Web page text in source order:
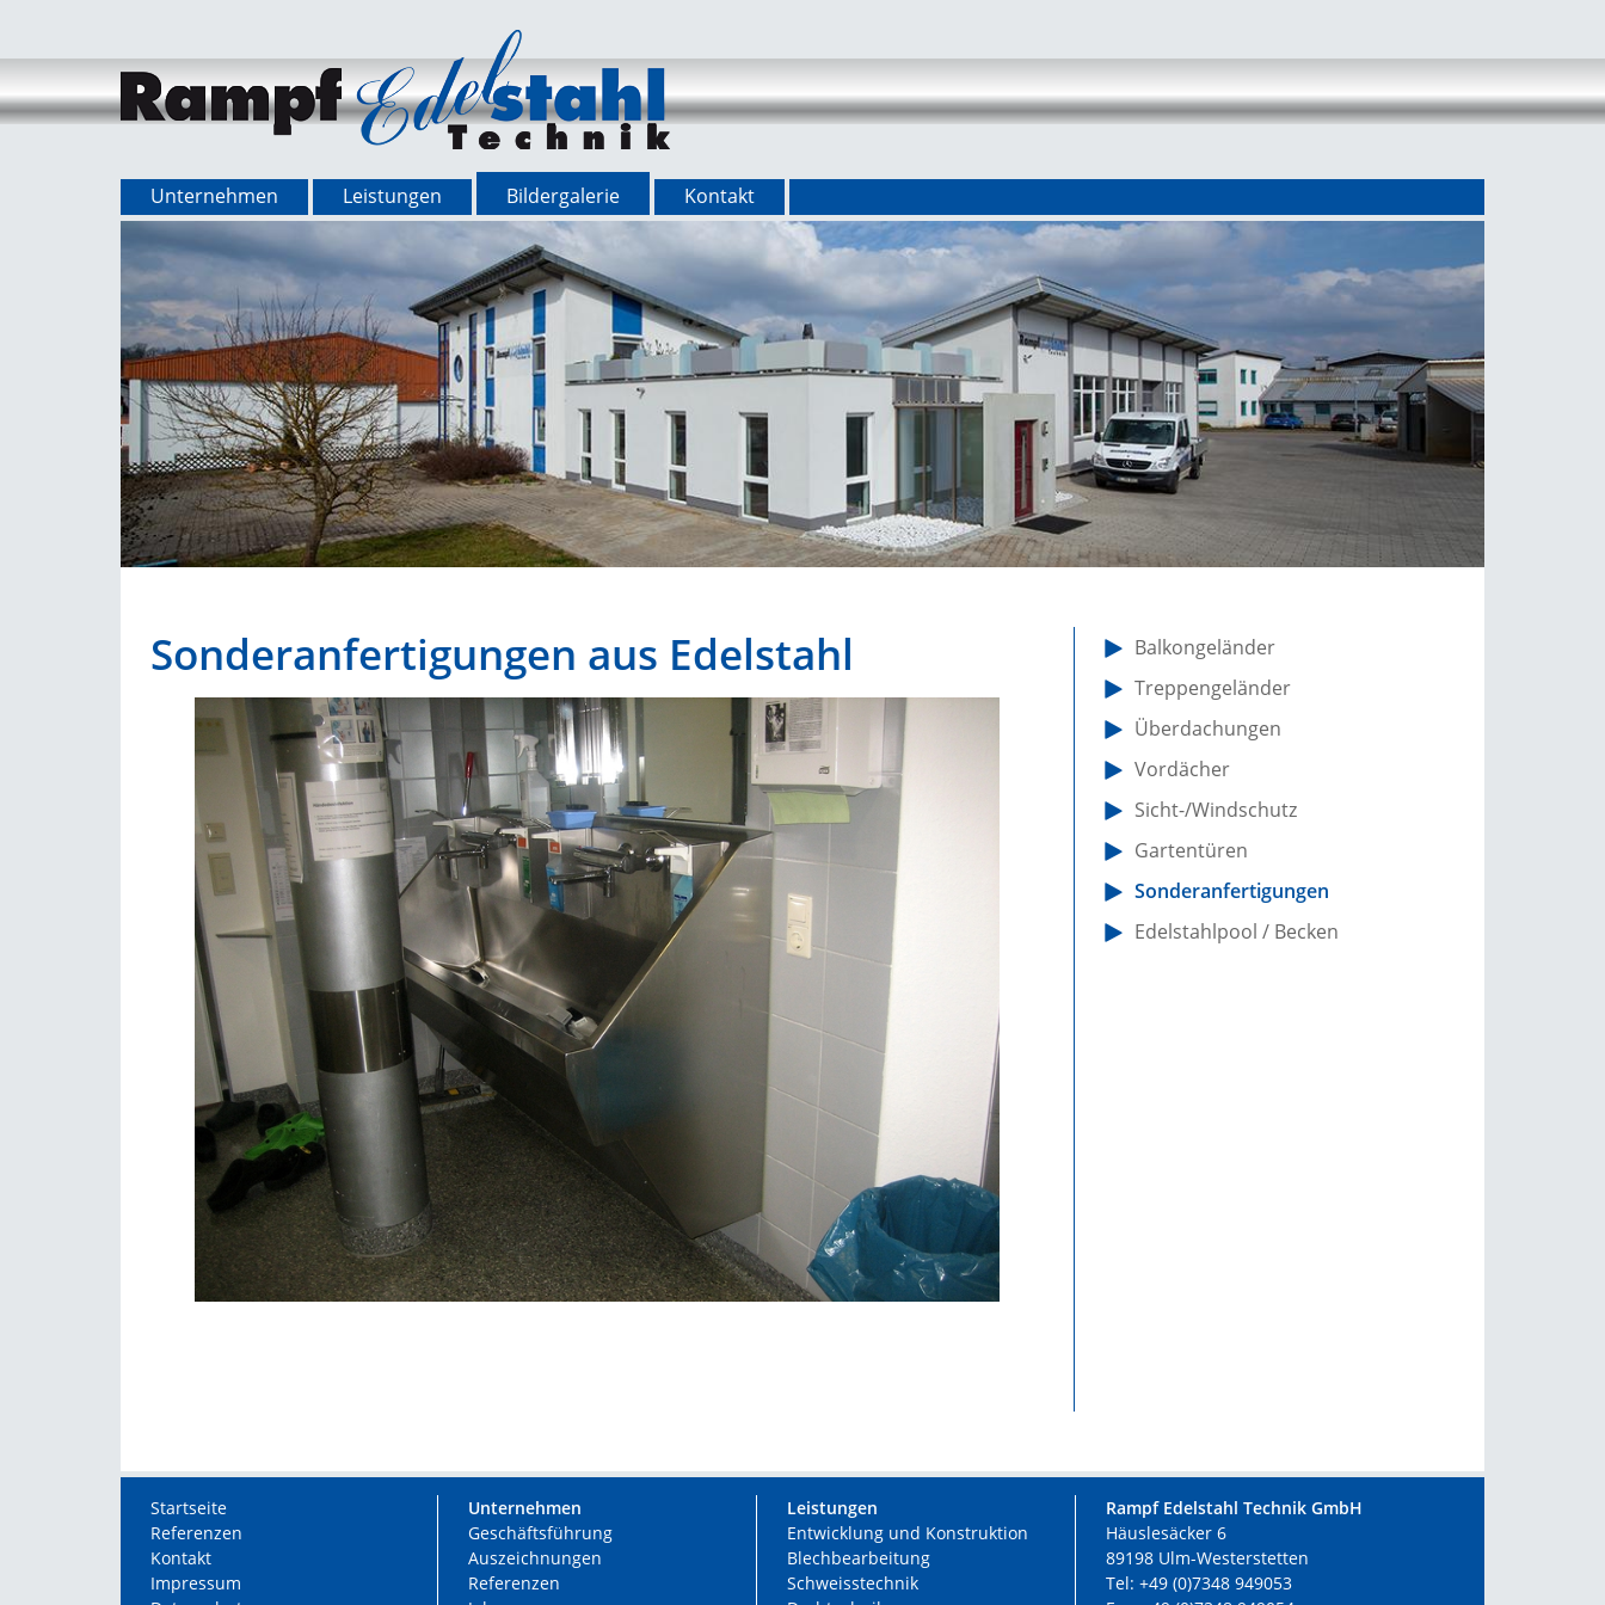
Unternehmen Leistungen Bildergalerie Kontakt
Sonderanfertigungen aus Edelstahl
Balkongeländer
Treppengeländer
Überdachungen
Vordächer
Sicht-/Windschutz
Gartentüren
Sonderanfertigungen
Edelstahlpool / Becken
Startseite
Referenzen
Kontakt
Impressum
Unternehmen
Geschäftsführung
Auszeichnungen
Referenzen
Leistungen
Entwicklung und Konstruktion
Blechbearbeitung
Schweisstechnik
Rampf Edelstahl Technik GmbH
Häuslesäcker 6
89198 Ulm-Westerstetten
Tel: +49 (0)7348 949053